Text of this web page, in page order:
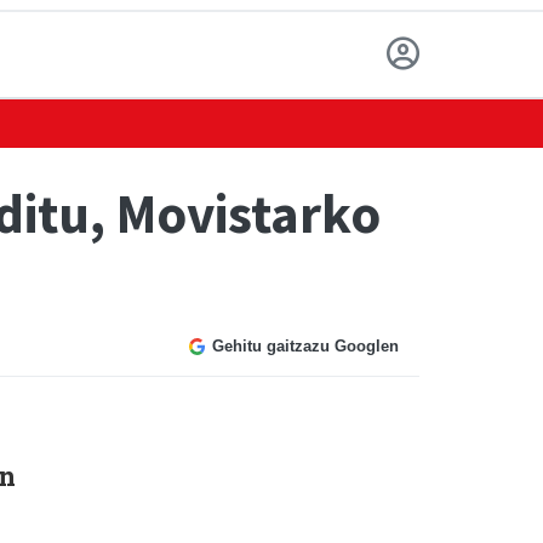
Movistarko
Gehitu gaitzazu Googlen